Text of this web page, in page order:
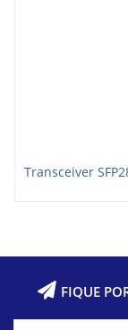
Transceiver
FIQUE